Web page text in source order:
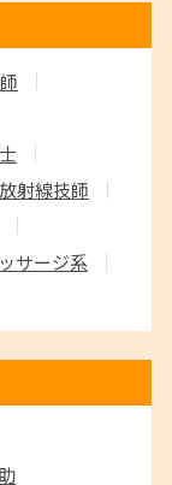
射線技師
サージ系